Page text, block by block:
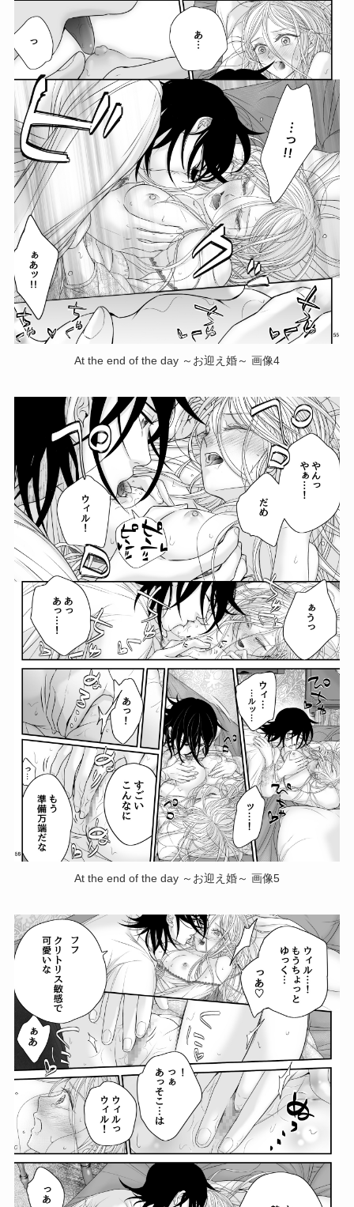
At the end of the day ～お迎え婚～ 画像4
At the end of the day ～お迎え婚～ 画像5